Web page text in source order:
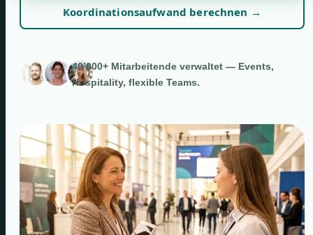
Koordinationsaufwand berechnen →
40’000+ Mitarbeitende verwaltet — Events,
Hospitality, flexible Teams.